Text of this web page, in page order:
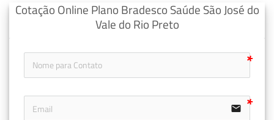
Cotação Online Plano Bradesco Saúde São José do
Vale do Rio Preto
email